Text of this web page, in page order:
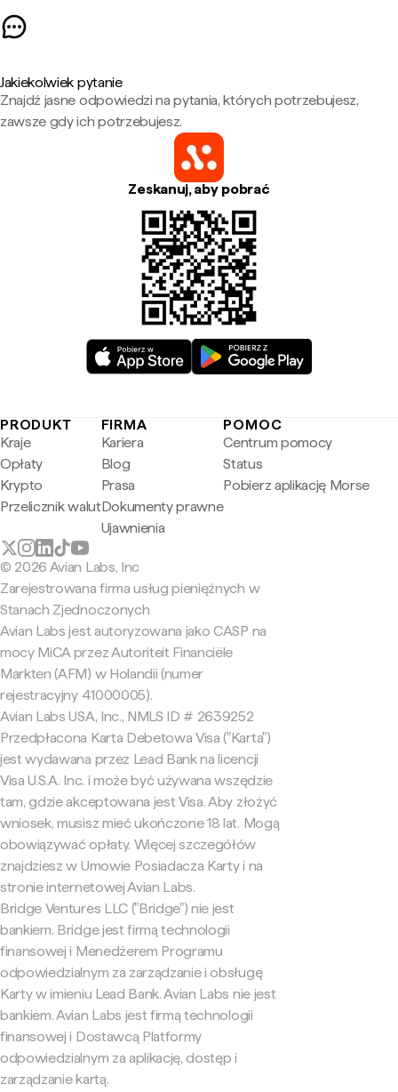
Jakiekolwiek pytanie
Znajdź jasne odpowiedzi na pytania, których potrzebujesz,
zawsze gdy ich potrzebujesz.
Zeskanuj, aby pobrać
PRODUKT
Kraje
Opłaty
Krypto
Przelicznik walut
FIRMA
Kariera
Blog
Prasa
Dokumenty prawne
Ujawnienia
POMOC
Centrum pomocy
Status
Pobierz aplikację Morse
© 2026 Avian Labs, Inc
Zarejestrowana firma usług pieniężnych w
Stanach Zjednoczonych
Avian Labs jest autoryzowana jako CASP na
mocy MiCA przez Autoriteit Financiële
Markten (AFM) w Holandii (numer
rejestracyjny 41000005).
Avian Labs USA, Inc., NMLS ID # 2639252
Przedpłacona Karta Debetowa Visa ("Karta")
jest wydawana przez Lead Bank na licencji
Visa U.S.A. Inc. i może być używana wszędzie
tam, gdzie akceptowana jest Visa. Aby złożyć
wniosek, musisz mieć ukończone 18 lat. Mogą
obowiązywać opłaty. Więcej szczegółów
znajdziesz w Umowie Posiadacza Karty i na
stronie internetowej Avian Labs.
Bridge Ventures LLC ("Bridge") nie jest
bankiem. Bridge jest firmą technologii
finansowej i Menedżerem Programu
odpowiedzialnym za zarządzanie i obsługę
Karty w imieniu Lead Bank. Avian Labs nie jest
bankiem. Avian Labs jest firmą technologii
finansowej i Dostawcą Platformy
odpowiedzialnym za aplikację, dostęp i
zarządzanie kartą.